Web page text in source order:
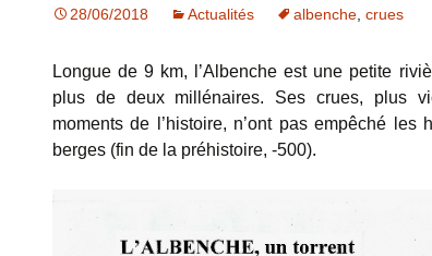
28/06/2018 Actualités albenche crues
Longue de 9 km, l’Albenche est une petite
plus de deux millénaires. Ses crues, plus
moments de l’histoire, n’ont pas empêché les
berges (fin de la préhistoire, -500).